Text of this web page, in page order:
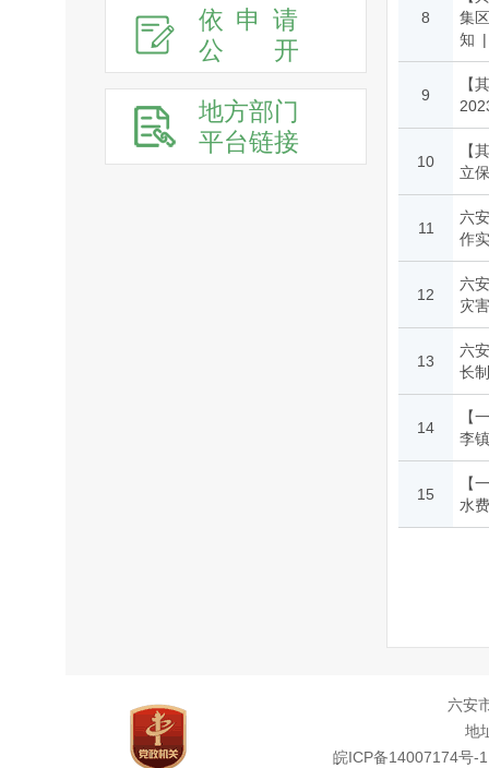
依申请
公
开
地方部门
平台链接
8
集
知 |
9
【
10
【
立
11
六
作
12
六
灾
13
六
长
14
【
李
15
【
水
六安
地
皖ICP备14007174号-1